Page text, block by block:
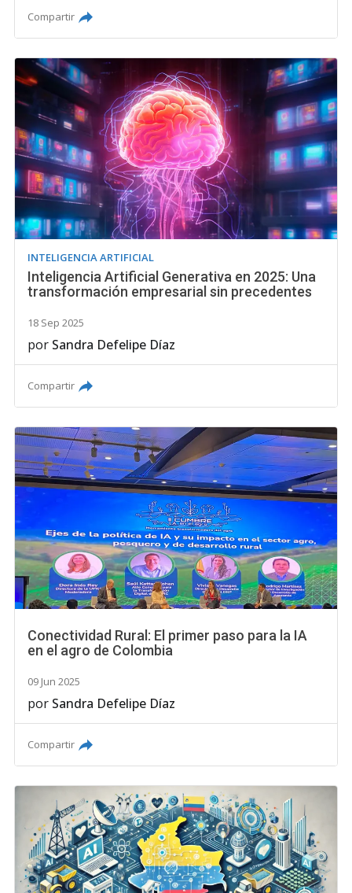
Compartir
INTELIGENCIA ARTIFICIAL
Inteligencia Artificial Generativa en 2025: Una
transformación empresarial sin precedentes
18 Sep 2025
por Sandra Defelipe Díaz
Compartir
Conectividad Rural: El primer paso para la IA
en el agro de Colombia
09 Jun 2025
por Sandra Defelipe Díaz
Compartir